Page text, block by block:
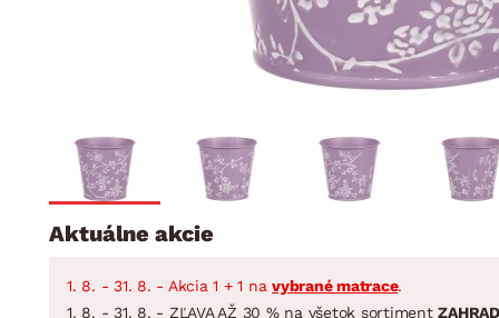
Zobrazit vše
Aktuálne akcie
1. 8. - 31. 8. - Akcia 1 + 1 na vybrané matrace.
1. 8. - 31. 8. - ZĽAVA AŽ 30 % na všetok sortiment